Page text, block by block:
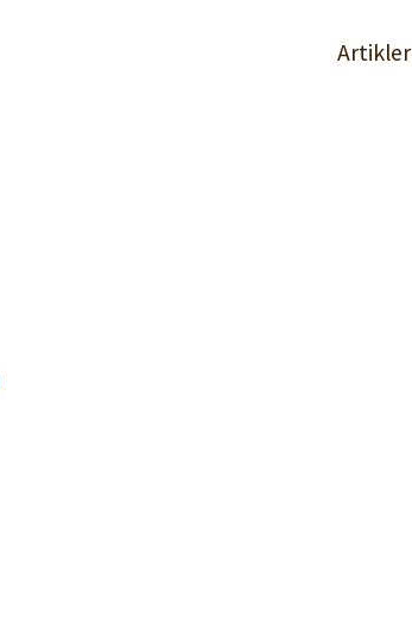
Artikler